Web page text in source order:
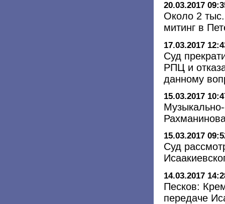
20.03.2017
Около 2
митинг в
17.03.2017
Суд
РПЦ и
данному
15.03.2017
15.03.2017
Суд
14.03.2017
Песков:
передаче